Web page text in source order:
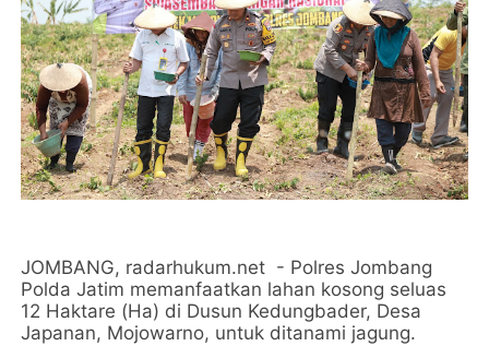
JOMBANG, radarhukum.net - Polres Jombang
Polda Jatim memanfaatkan lahan kosong seluas
12 Haktare (Ha) di Dusun Kedungbader, Desa
Japanan, Mojowarno, untuk ditanami jagung.